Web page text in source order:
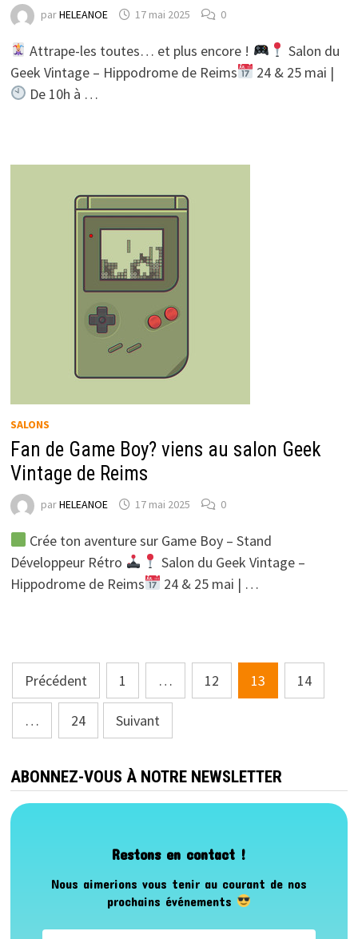
parHELEANOE 17 mai 2025 0
Attrape-les toutes… et plus encore !
Salon du
Geek Vintage – Hippodrome de Reims
24 & 25 mai |
De 10h à …
SALONS
Fan de Game Boy? viens au salon Geek
Vintage de Reims
parHELEANOE 17 mai 2025 0
Crée ton aventure sur Game Boy – Stand
Développeur Rétro
Salon du Geek Vintage –
Hippodrome de Reims
24 & 25 mai | …
Pagination
des
publications
Précédent 1 … 12 13 14
… 24 Suivant
ABONNEZ-VOUS À NOTRE NEWSLETTER
Restons en contact !
Nous aimerions vous tenir au courant de nos
prochains événements